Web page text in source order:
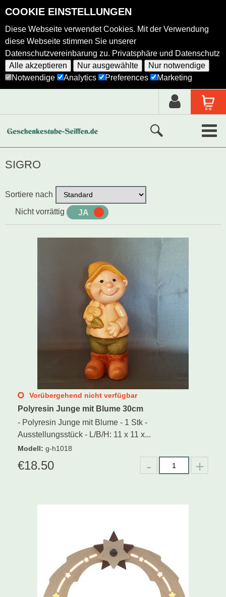
COOKIE EINSTELLUNGEN
Diese Webseite verwendet Cookies. Mit der Verwendung
diese Webseite stimmen Sie unserer
Datenschutzvereinbarung zu. Privatsphäre und Datenschutz
Alle akzeptieren
Nur ausgewählte
Nur notwendige
Notwendige
Analytics Preferences Marketing
Alle Produkte
Holzkunst nach Hersteller
SIGRO
Sortiere nach
Nicht vorrättig JA
Vorübergehend nicht verfügbar
Polyresin Junge mit Blume 30cm
- Polyresin Junge mit Blume - 1 Stk -
Ausstellungsstück - L/B/H: 11 x 11 x...
Modell: g-h1018
€18.50